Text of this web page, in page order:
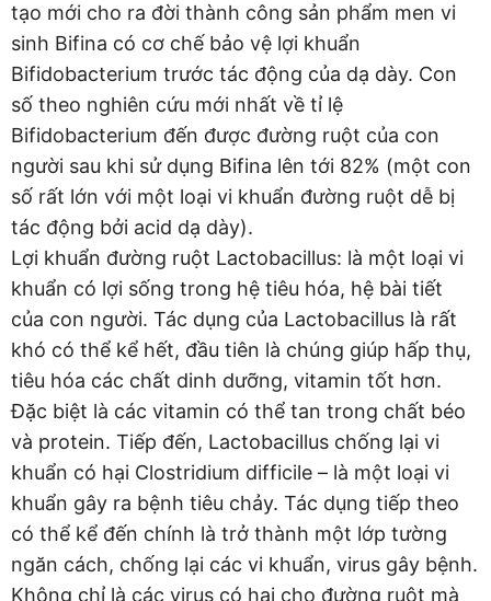
tạo mới cho ra đời thành công sản phẩm men vi
sinh Bifina có cơ chế bảo vệ lợi khuẩn
Bifidobacterium trước tác động của dạ dày. Con
số theo nghiên cứu mới nhất về tỉ lệ
Bifidobacterium đến được đường ruột của con
người sau khi sử dụng Bifina lên tới 82% (một con
số rất lớn với một loại vi khuẩn đường ruột dễ bị
tác động bởi acid dạ dày).
Lợi khuẩn đường ruột Lactobacillus: là một loại vi
khuẩn có lợi sống trong hệ tiêu hóa, hệ bài tiết
của con người. Tác dụng của Lactobacillus là rất
khó có thể kể hết, đầu tiên là chúng giúp hấp thụ,
tiêu hóa các chất dinh dưỡng, vitamin tốt hơn.
Đặc biệt là các vitamin có thể tan trong chất béo
và protein. Tiếp đến, Lactobacillus chống lại vi
khuẩn có hại Clostridium difficile – là một loại vi
khuẩn gây ra bệnh tiêu chảy. Tác dụng tiếp theo
có thể kể đến chính là trở thành một lớp tường
ngăn cách, chống lại các vi khuẩn, virus gây bệnh.
Không chỉ là các virus có hại cho đường ruột mà